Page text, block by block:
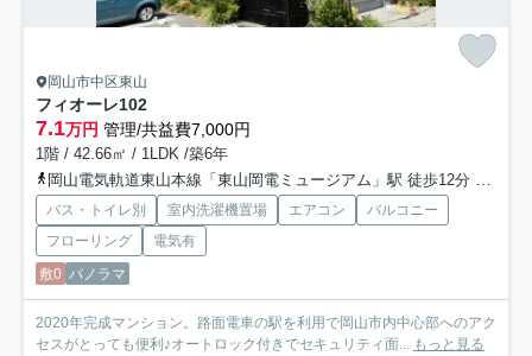
岡山市中区東山
フィオーレ102
7.1万円 管理/共益費7,000円
1階 / 42.66㎡ / 1LDK /築6年
岡山電気軌道東山本線「東山岡電ミュージアム」駅 徒歩12分
岡山
バス・トイレ別 室内洗濯機置場 エアコン
バルコニー
フローリング
電気有
敷0 パノラマ
2020年完成マンション。路面電車の駅を利用で岡山市内中心部へのアク
セスがとっても便利♪オートロック付きでセキュリティ面... もっと見る